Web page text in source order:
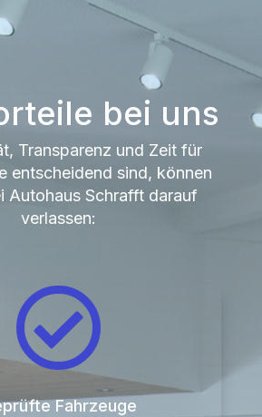
bei uns
Transparenz und Zeit für
entscheidend sind, können
Autohaus Schrafft darauf
verlassen:

Fahrzeuge